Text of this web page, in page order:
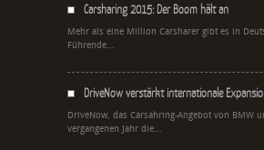
Carsharing 2015: Der Boom hält an
Mehr als eine Million Carsharer gibt es in
Führende...
DriveNow verstärkt internationale
DriveNow, das Carsahring-Angebot von BMW
vergangenen Jahr die...